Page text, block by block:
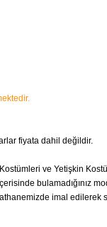
fiyata dahil değildir.
ve Yetişkin
bulamadığınız
imal edilerek